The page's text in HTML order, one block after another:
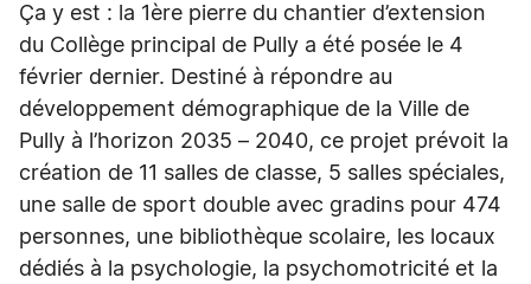
Ça y est : la 1ère pierre du chantier d’extension
du Collège principal de Pully a été posée le 4
février dernier. Destiné à répondre au
développement démographique de la Ville de
Pully à l’horizon 2035 – 2040, ce projet prévoit la
création de 11 salles de classe, 5 salles spéciales,
une salle de sport double avec gradins pour 474
personnes, une bibliothèque scolaire, les locaux
dédiés à la psychologie, la psychomotricité et la